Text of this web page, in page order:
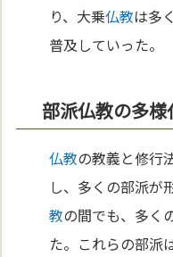
り、大乗仏教は多
普及していった。
部派仏教の多様
仏教の教義と修行
し、多くの部派が
教の間でも、多く
た。これらの部派